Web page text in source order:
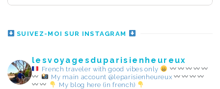
SUIVEZ-MOI SUR INSTAGRAM
lesvoyagesduparisienheureux
French traveler with good vibes only
My main account @leparisienheureux
My blog here (in french)